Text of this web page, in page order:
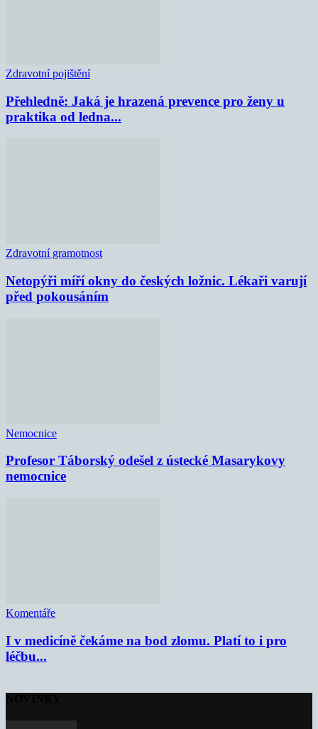
Zdravotní pojištění
Přehledně: Jaká je hrazená prevence pro ženy u
praktika od ledna...
Zdravotní gramotnost
Netopýři míří okny do českých ložnic. Lékaři varují
před pokousáním
Nemocnice
Profesor Táborský odešel z ústecké Masarykovy
nemocnice
Komentáře
I v medicíně čekáme na bod zlomu. Platí to i pro
léčbu...